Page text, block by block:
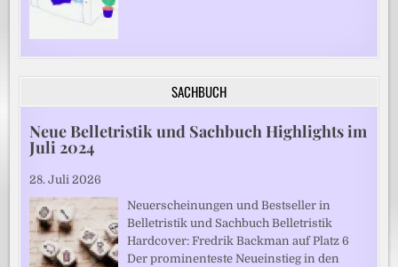
SACHBUCH
Neue Belletristik und Sachbuch Highlights im
Juli 2024
28. Juli 2026
Neuerscheinungen und Bestseller in
Belletristik und Sachbuch Belletristik
Hardcover: Fredrik Backman auf Platz 6
Der prominenteste Neueinstieg in den